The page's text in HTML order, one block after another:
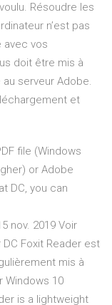
Résoudre les
n’est pas
avec vos
doit être mis à
serveur Adobe.
et
file (Windows
or Adobe
DC, you can
nov. 2019 Voir
Foxit Reader est
mis à
Windows 10
is a lightweight